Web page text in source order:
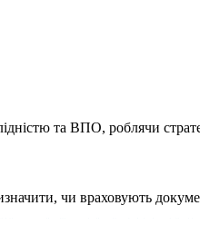
та ВПО, роблячи
чи враховують